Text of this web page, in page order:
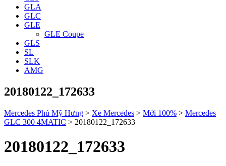
GLA
GLC
GLE
GLE Coupe
GLS
SL
SLK
AMG
20180122_172633
Mercedes Phú Mỹ Hưng > Xe Mercedes > Mới 100% > Mercedes
GLC 300 4MATIC > 20180122_172633
20180122_172633